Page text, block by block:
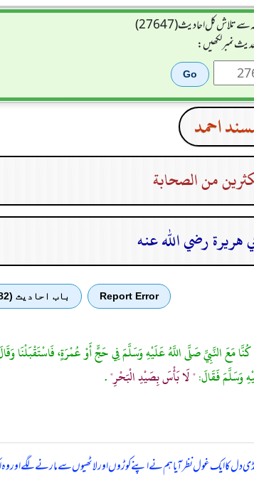
سے تلاش کل احادیث (27647)
نمبر لکھیں:
احمد
من الصحابة
Report Error باب احادیث (3882)
مَعَ النَّبِيِّ صَلَّى اللَّهُ عَلَيْهِ وَسَلَّمَ فِي حَجٍّ أَوْ عُمْرَةٍ، فَاسْتَقْبَلْنَا
وَسَلَّمَ فَقَالَ:" لَا بَأْسَ بِصَيْدِ الْبَحْرِ".
دل کا ایک غول نظر آیا ہم نے اپنے کوڑوں اور لاٹھیوں سے مارنے لگے